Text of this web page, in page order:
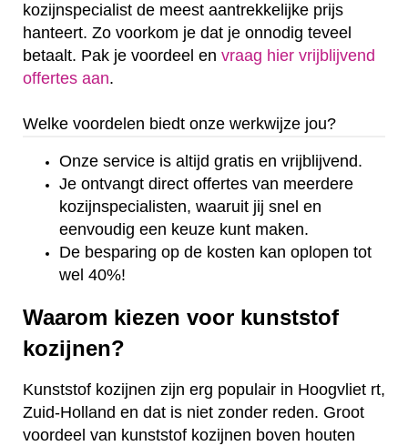
kozijnspecialist de meest aantrekkelijke prijs
hanteert. Zo voorkom je dat je onnodig teveel
betaalt. Pak je voordeel en vraag hier vrijblijvend
offertes aan.
Welke voordelen biedt onze werkwijze jou?
Onze service is altijd gratis en vrijblijvend.
Je ontvangt direct offertes van meerdere
kozijnspecialisten, waaruit jij snel en
eenvoudig een keuze kunt maken.
De besparing op de kosten kan oplopen tot
wel 40%!
Waarom kiezen voor kunststof
kozijnen?
Kunststof kozijnen zijn erg populair in Hoogvliet rt,
Zuid-Holland en dat is niet zonder reden. Groot
voordeel van kunststof kozijnen boven houten